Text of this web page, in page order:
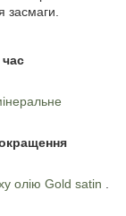
засмаги.
олію Gold satin .